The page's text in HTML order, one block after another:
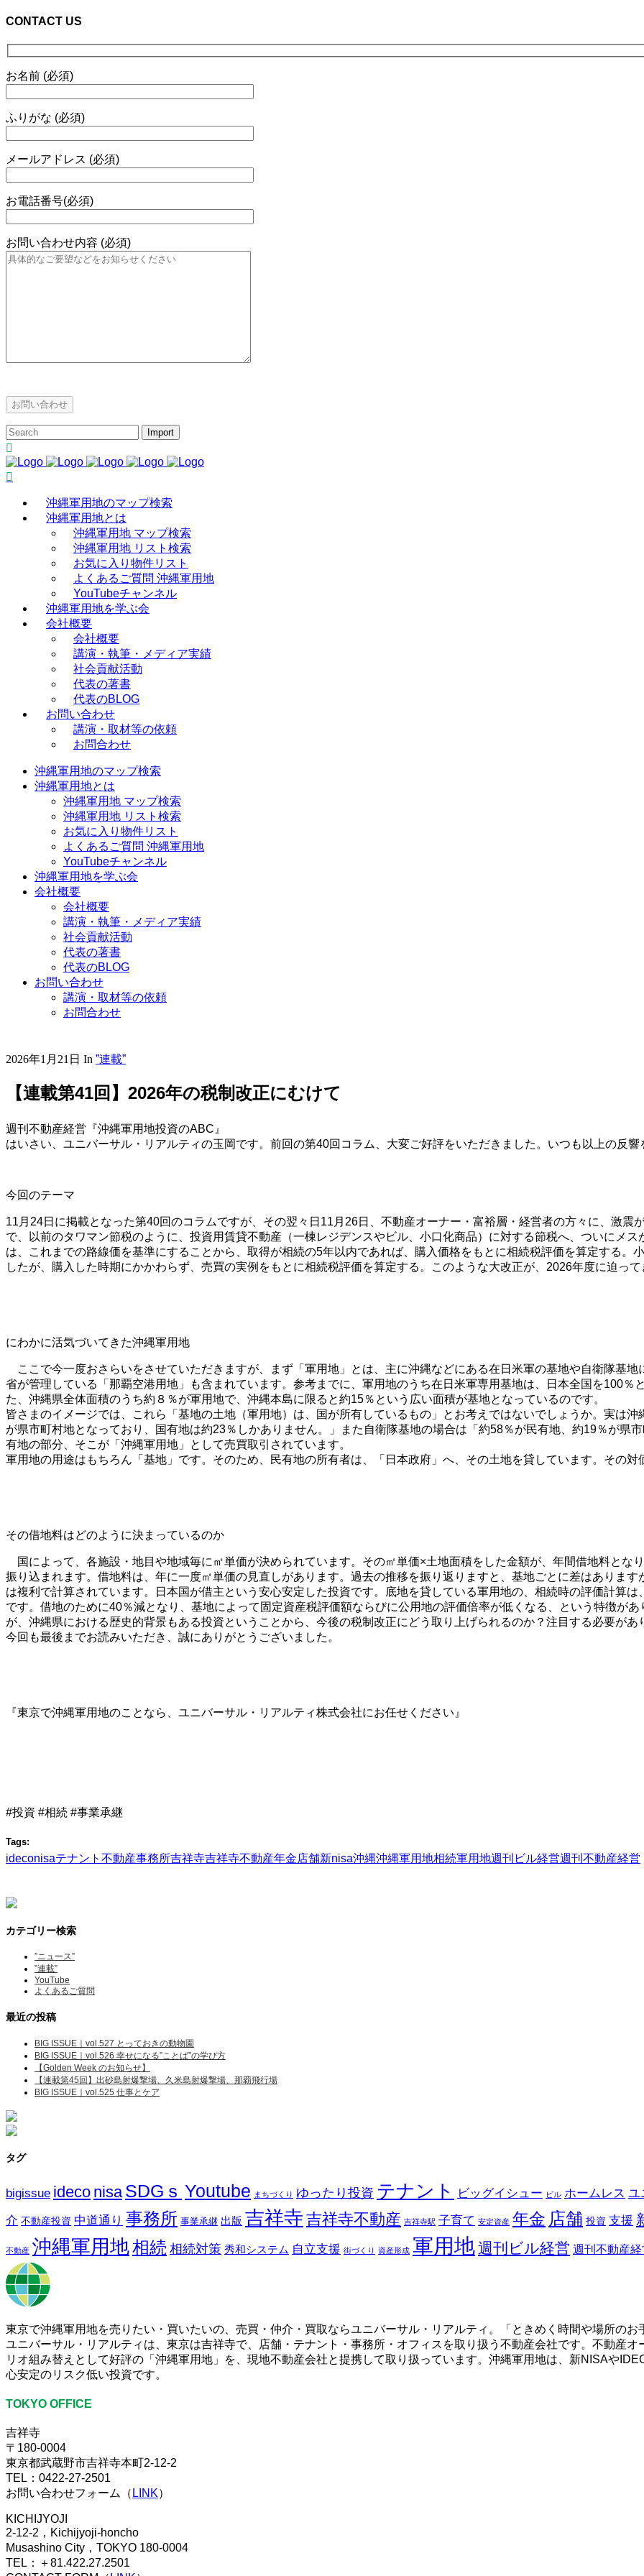
CONTACT US
お名前 (必須)
ふりがな (必須)
メールアドレス (必須)
お電話番号(必須)
お問い合わせ内容 (必須)
沖縄軍用地のマップ検索
沖縄軍用地とは
沖縄軍用地 マップ検索
沖縄軍用地 リスト検索
お気に入り物件リスト
よくあるご質問 沖縄軍用地
YouTubeチャンネル
沖縄軍用地を学ぶ会
会社概要
会社概要
講演・執筆・メディア実績
社会貢献活動
代表の著書
代表のBLOG
お問い合わせ
講演・取材等の依頼
お問合わせ
沖縄軍用地のマップ検索
沖縄軍用地とは
沖縄軍用地 マップ検索
沖縄軍用地 リスト検索
お気に入り物件リスト
よくあるご質問 沖縄軍用地
YouTubeチャンネル
沖縄軍用地を学ぶ会
会社概要
会社概要
講演・執筆・メディア実績
社会貢献活動
代表の著書
代表のBLOG
お問い合わせ
講演・取材等の依頼
お問合わせ
2026年1月21日 In ”連載”
【連載第41回】2026年の税制改正にむけて
週刊不動産経営『沖縄軍用地投資のABC』
はいさい、ユニバーサル・リアルティの玉岡です。前回の第40回コラム、大変ご好評をいただきました。いつも以上の反
今回のテーマ
11月24日に掲載となった第40回のコラムですが、その翌々日11月26日、不動産オーナー・富裕層・経営者の方々に、激震
で、以前のタワマン節税のように、投資用賃貸不動産（一棟レジデンスやビル、小口化商品）に対する節税へ、ついにメ
は、これまでの路線価を基準にすることから、取得が相続の5年以内であれば、購入価格をもとに相続税評価を算定する。
したが、購入した時期にかかわらず、売買の実例をもとに相続税評価を算定する。このような大改正が、2026年度に迫っ
にわかに活気づいてきた沖縄軍用地
ここで今一度おさらいをさせていただきますが、まず「軍用地」とは、主に沖縄などにある在日米軍の基地や自衛隊基
省が管理している「那覇空港用地」も含まれています。参考までに、軍用地のうち在日米軍専用基地は、日本全国を100
た、沖縄県全体面積のうち約８％が軍用地で、沖縄本島に限ると約15％という広い面積が基地となっているのです。
皆さまのイメージでは、これら「基地の土地（軍用地）は、国が所有しているもの」とお考えではないでしょうか。実は
が県市町村地となっており、国有地は約23％しかありません。」また自衛隊基地の場合は「約58％が民有地、約19％が県
有地の部分、そこが「沖縄軍用地」として売買取引されています。
軍用地の用途はもちろん「基地」です。そのため、民有地の所有者は、「日本政府」へ、その土地を貸しています。その
その借地料はどのように決まっているのか
国によって、各施設・地目や地域毎に㎡単価が決められています。その㎡単価×土地面積をした金額が、年間借地料とな
振り込まれます。借地料は、年に一度㎡単価の見直しがあります。過去の推移を振り返りますと、基地ごとに差はありま
は複利で計算されています。日本国が借主という安心安定した投資です。底地を貸している軍用地の、相続時の評価計算
です。借地のために40％減となり、基地によって固定資産税評価額ならびに公用地の評価倍率が低くなる、という特徴が
が、沖縄県における歴史的背景もある投資ということから、今後の税制改正にどう取り上げられるのか？注目する必要があ
今回も最後までお読みいただき、誠にありがとうございました。
『東京で沖縄軍用地のことなら、ユニバーサル・リアルティ株式会社にお任せください』
#投資 #相続 #事業承継
Tags:
ideconisaテナント 不動産事務所吉祥寺吉祥寺不動産年金店舗新nisa沖縄沖縄軍用地相続軍用地週刊ビル経営週刊不動産経営
カテゴリー検索
”ニュース”
”連載”
YouTube
よくあるご質問
最近の投稿
BIG ISSUE｜vol.527 とっておきの動物園
BIG ISSUE｜vol.526 幸せになる”ことば”の学び方
【Golden Week のお知らせ】
【連載第45回】出砂島射爆撃場、久米島射爆撃場、那覇飛行場
BIG ISSUE｜vol.525 仕事とケア
タグ
bigissue ideco nisa SDGｓ Youtube まちづくり ゆったり投資 テナント ビッグイシュー ビル ホームレス ユ
介 不動産投資 中道通り 事務所 事業承継 出版 吉祥寺 吉祥寺不動産 吉祥寺駅 子育て 安定資産 年金 店舗 投資 支援
不動産 沖縄軍用地相続 相続対策 秀和システム 自立支援 街づくり 資産形成 軍用地週刊ビル経営 週刊不動産経
東京で沖縄軍用地を売りたい・買いたいの、売買・仲介・買取ならユニバーサル・リアルティ。「ときめく時間や場所の
ユニバーサル・リアルティは、東京は吉祥寺で、店舗・テナント・事務所・オフィスを取り扱う不動産会社です。不動産
リオ組み替えとして好評の「沖縄軍用地」を、現地不動産会社と提携して取り扱っています。沖縄軍用地は、新NISAや
心安定のリスク低い投資です。
TOKYO OFFICE
吉祥寺
〒180-0004
東京都武蔵野市吉祥寺本町2-12-2
TEL：0422-27-2501
お問い合わせフォーム（ LINK）
KICHIJYOJI
2-12-2，Kichijyoji-honcho
Musashino City，TOKYO 180-0004
TEL：＋81.422.27.2501